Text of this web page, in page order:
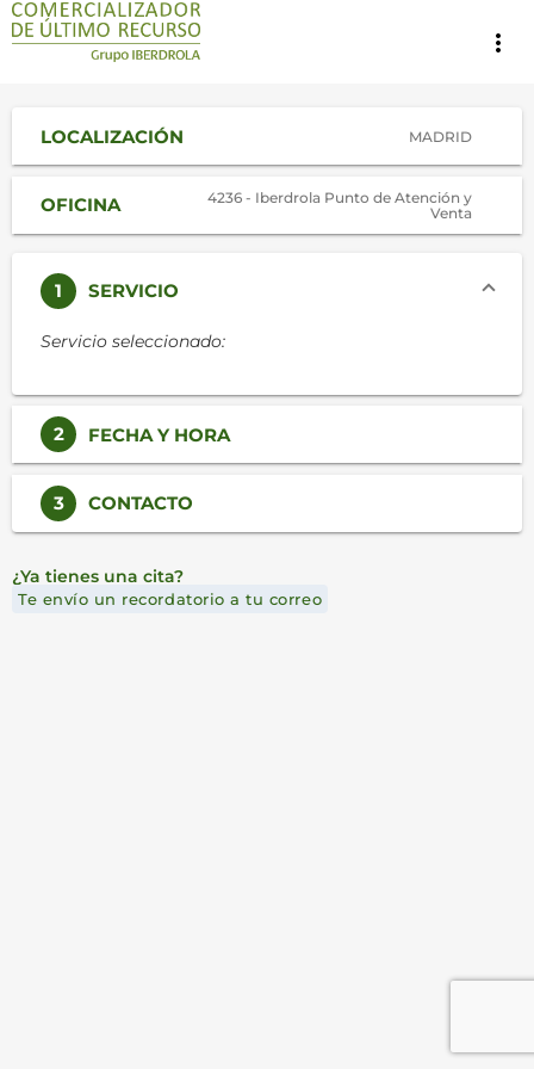
more_vert
LOCALIZACIÓN MADRID
OFICINA
4236 - Iberdrola Punto de Atención y
Venta
1 SERVICIO
Servicio seleccionado:
2 FECHA Y HORA
3 CONTACTO
¿Ya tienes una cita?
Te envío un recordatorio a tu correo